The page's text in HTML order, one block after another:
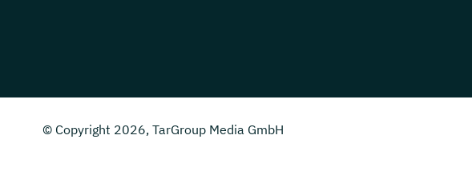
© Copyright 2026, TarGroup Media GmbH